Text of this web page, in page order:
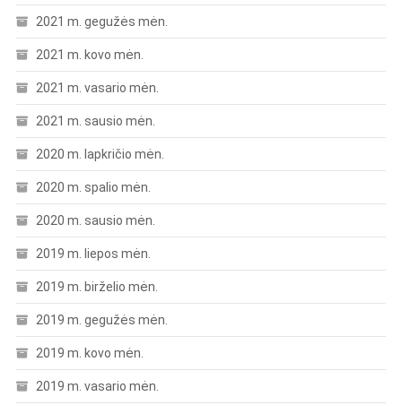
2021 m. gegužės mėn.
2021 m. kovo mėn.
2021 m. vasario mėn.
2021 m. sausio mėn.
2020 m. lapkričio mėn.
2020 m. spalio mėn.
2020 m. sausio mėn.
2019 m. liepos mėn.
2019 m. birželio mėn.
2019 m. gegužės mėn.
2019 m. kovo mėn.
2019 m. vasario mėn.